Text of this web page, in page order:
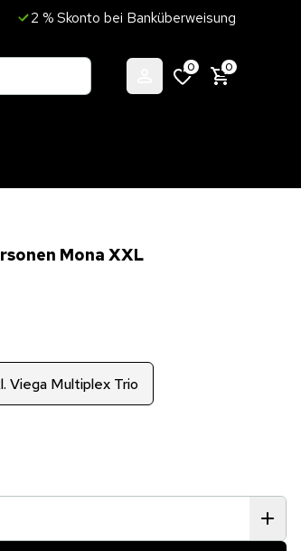
2 % Skonto bei Banküberweisung
0 0
Mona XXL
Viega Multiplex Trio